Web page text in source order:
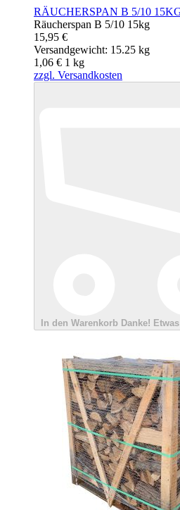
RÄUCHERSPAN B 5/10
Räucherspan B 5/10 15kg
15,95 €
Versandgewicht: 15.25 kg
1,06 € 1 kg
zzgl. Versandkosten
In den Warenkorb Danke!